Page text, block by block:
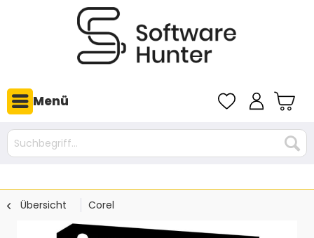
Menü
Übersicht Corel